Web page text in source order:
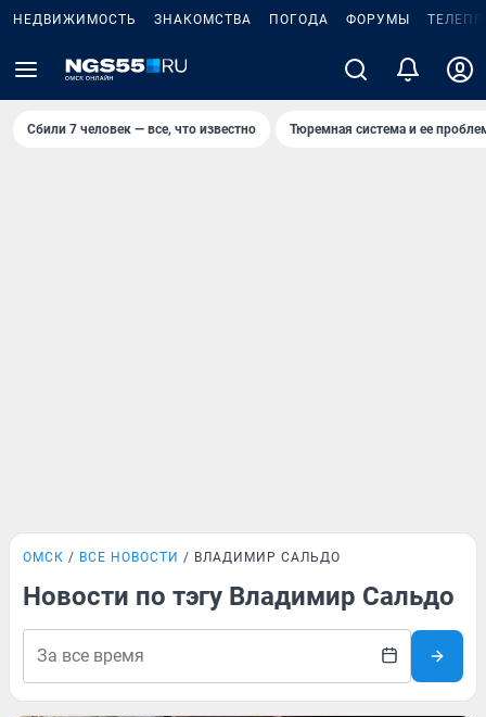
НЕДВИЖИМОСТЬ ЗНАКОМСТВА ПОГОДА ФОРУМЫ
Сбили 7 человек — все, что известно Тюремная система и ее
ОМСК ВСЕ НОВОСТИ ВЛАДИМИР САЛЬДО
Новости по тэгу Владимир Сальдо